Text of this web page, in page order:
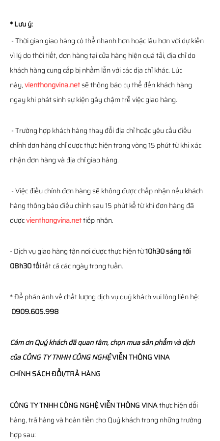
* Lưu ý:
- Thời gian giao hàng có thể nhanh hơn hoặc lâu hơn với dự kiến
vì lý do thời tiết, đơn hàng tại cửa hàng hiện quá tải, địa chỉ do
khách hàng cung cấp bị nhầm lẫn với các địa chỉ khác. Lúc
này,vienthongvina.netsẽ thông báo cụ thể đến khách hàng
ngay khi phát sinh sự kiện gây chậm trễ việc giao hàng.
- Trường hợp khách hàng thay đổi địa chỉ hoặc yêu cầu điều
chỉnh đơn hàng chỉ được thực hiện trong vòng 15 phút từ khi xác
nhận đơn hàng và địa chỉ giao hàng.
- Việc điều chỉnh đơn hàng sẽ không được chấp nhận nếu khách
hàng thông báo điều chỉnh sau 15 phút kể từ khi đơn hàng đã
đượcvienthongvina.nettiếp nhận.
- Dịch vụ giao hàng tận nơi được thực hiện từ10h30 sáng tới
08h30 tốitất cả các ngày trong tuần.
* Để phản ánh về chất lượng dịch vụ quý khách vui lòng liên hệ:
0909.605.998
Cám ơn Quý khách đã quan tâm, chọn mua sản phẩm và dịch
củaCÔNG TY TNHH CÔNG NGHỆVIỄN THÔNGVINA
CHÍNH SÁCH ĐỔI/TRẢ HÀNG
CÔNG TY TNHH CÔNG NGHỆ VIỄN THÔNG VINAthực hiện đổi
hàng, trả hàng và hoàn tiền cho Quý khách trong những trường
hợp sau: